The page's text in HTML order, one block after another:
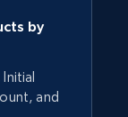
by
and